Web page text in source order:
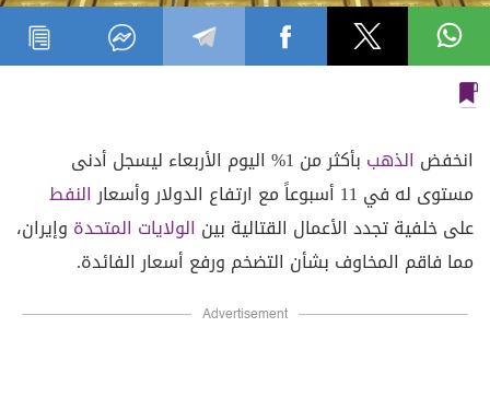
انخفض الذهب
بأكثر من 1% اليوم الأربعاء ليسجل أدنى
مستوى له في 11 أسبوعاً مع ارتفاع الدولار وأسعار
النفط
على خلفية تجدد الأعمال القتالية بين الولايات المتحدة وإيران،
مما فاقم المخاوف بشأن التضخم ورفع أسعار الفائدة.
Advertisement